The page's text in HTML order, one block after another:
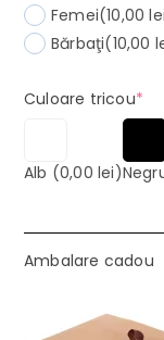
Femei(10,00
Bărbaţi(10,00
Culoare tricou*
Alb (0,00 lei)
Ambalare cadou